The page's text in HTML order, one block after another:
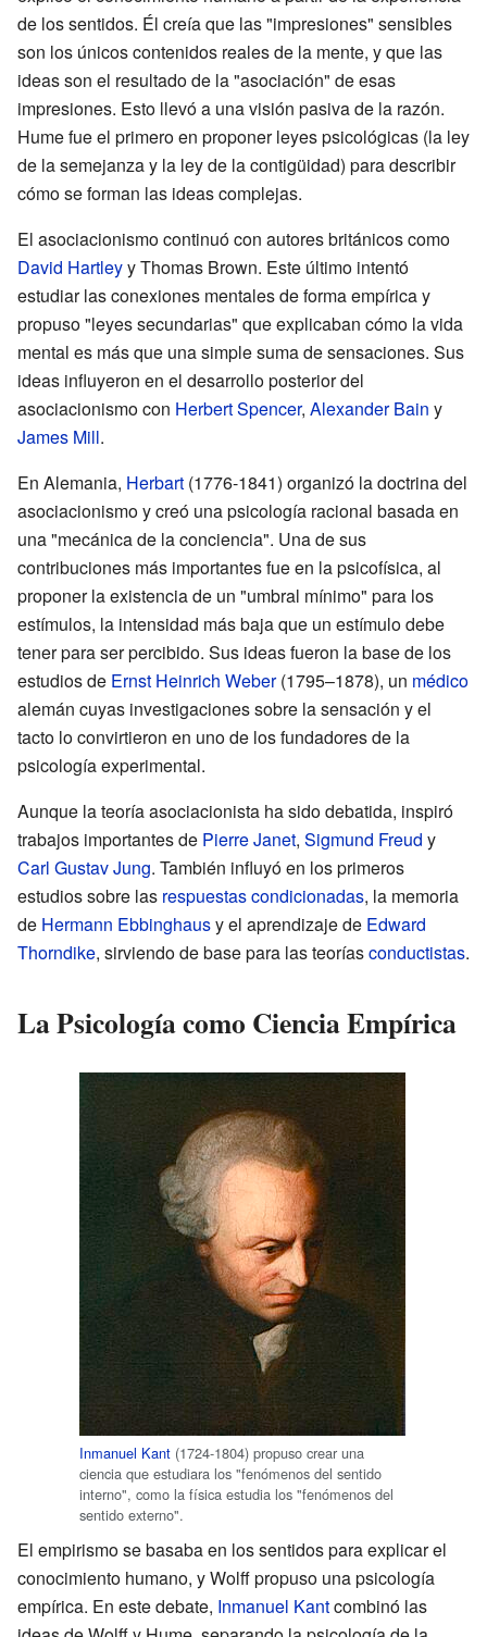
de los sentidos. Él creía que las "impresiones" sensibles
son los únicos contenidos reales de la mente, y que las
ideas son el resultado de la "asociación" de esas
impresiones. Esto llevó a una visión pasiva de la razón.
Hume fue el primero en proponer leyes psicológicas (la ley
de la semejanza y la ley de la contigüidad) para describir
cómo se forman las ideas complejas.
El asociacionismo continuó con autores británicos como
David Hartleyy Thomas Brown. Este último intentó
estudiar las conexiones mentales de forma empírica y
propuso "leyes secundarias" que explicaban cómo la vida
mental es más que una simple suma de sensaciones. Sus
ideas influyeron en el desarrollo posterior del
asociacionismo con Herbert Spencer, Alexander Bain y
James Mill.
En Alemania, Herbart (1776-1841) organizó la doctrina del
asociacionismo y creó una psicología racional basada en
una "mecánica de la conciencia". Una de sus
contribuciones más importantes fue en la psicofísica, al
proponer la existencia de un "umbral mínimo" para los
estímulos, la intensidad más baja que un estímulo debe
tener para ser percibido. Sus ideas fueron la base de los
estudios de Ernst Heinrich Weber(1795–1878), un médico
alemán cuyas investigaciones sobre la sensación y el
tacto lo convirtieron en uno de los fundadores de la
psicología experimental.
Aunque la teoría asociacionista ha sido debatida, inspiró
trabajos importantes de Pierre Janet, Sigmund Freud y
Carl Gustav Jung. También influyó en los primeros
estudios sobre las respuestas condicionadas, la memoria
de Hermann Ebbinghausy el aprendizaje de Edward
Thorndike, sirviendo de base para las teoríasconductistas.
La Psicología como Ciencia Empírica
Inmanuel Kant (1724-1804) propuso crear una
ciencia que estudiara los "fenómenos del sentido
interno", como la física estudia los "fenómenos del
sentido externo".
El empirismo se basaba en los sentidos para explicar el
conocimiento humano, y Wolff propuso una psicología
empírica. En este debate, Inmanuel Kantcombinó las